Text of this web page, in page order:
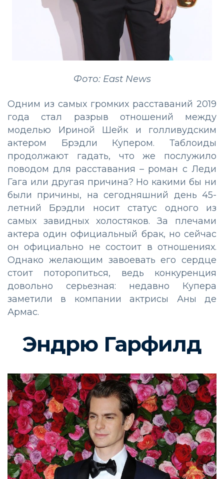
Фото: East News
Одним из самых громких расставаний 2019
года стал разрыв отношений между
моделью Ириной Шейк и голливудским
актером Брэдли Купером. Таблоиды
продолжают гадать, что же послужило
поводом для расставания – роман с Леди
Гага или другая причина? Но какими бы ни
были причины, на сегодняшний день 45-
летний Брэдли носит статус одного из
самых завидных холостяков. За плечами
актера один официальный брак, но сейчас
он официально не состоит в отношениях.
Однако желающим завоевать его сердце
стоит поторопиться, ведь конкуренция
довольно серьезная: недавно Купера
заметили в компании актрисы Аны де
Армас.
Эндрю Гарфилд